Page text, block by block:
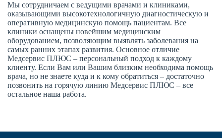
Мы сотрудничаем с ведущими врачами и клиниками,
оказывающими высокотехнологичную диагностическую и
оперативную медицинскую помощь пациентам. Все
клиники оснащены новейшим медицинским
оборудованием, позволяющим выявлять заболевания на
самых ранних этапах развития. Основное отличие
Медсервис ПЛЮС – персональный подход к каждому
клиенту. Если Вам или Вашим близким необходима помощь
врача, но не знаете куда и к кому обратиться – достаточно
позвонить на горячую линию Медсервис ПЛЮС – все
остальное наша работа.